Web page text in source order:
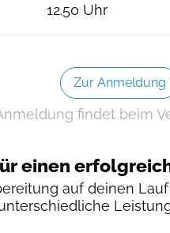
12.50 Uhr
Zur Anmeldung
findet beim
einen
auf deinen